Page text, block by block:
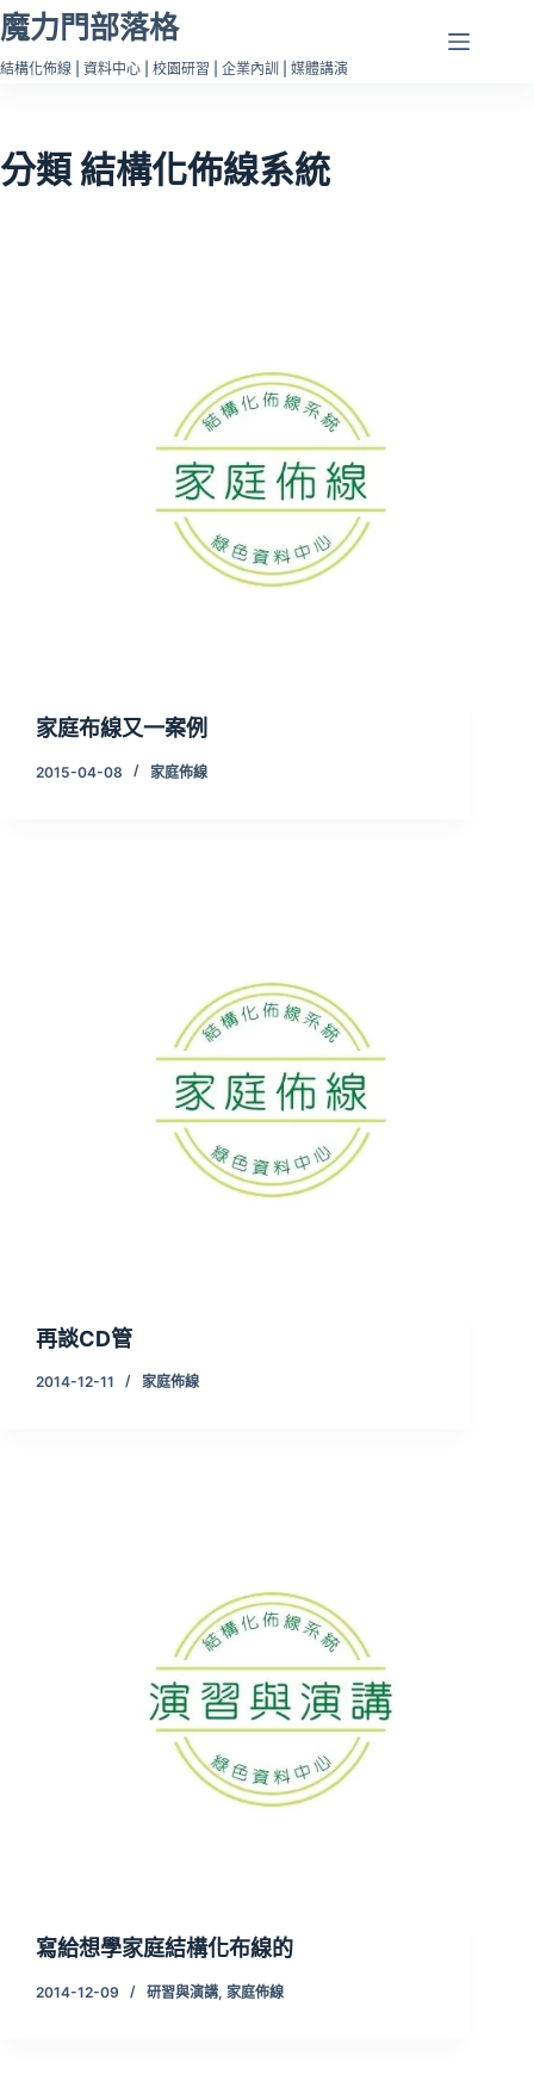
跳
至
主
容
魔力門部落格
結構化佈線 | 資料中心 | 校園研習 | 企業內訓 | 媒體講演
分類 結構化佈線系統
家庭布線又一案例
2015-04-08 家庭佈線
再談CD管
2014-12-11 家庭佈線
寫給想學家庭結構化布線的
2014-12-09 研習與演講, 家庭佈線